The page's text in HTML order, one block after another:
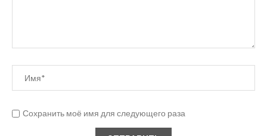
Сохранить моё имя для следующего раза